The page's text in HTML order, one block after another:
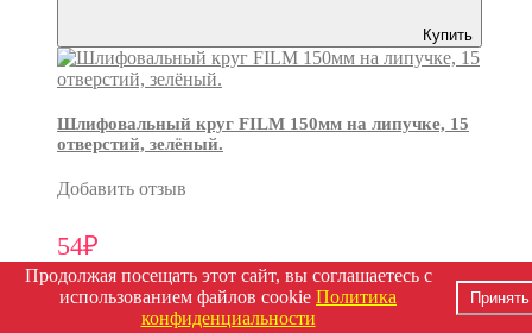
Купить
Шлифовальный круг FILM 150мм на липучке, 15
отверстий, зелёный.
Добавить отзыв
54₽
Продолжая посещать этот сайт, вы соглашаетесь с
использованием файлов cookie Политика
конфиденциальности
Принять